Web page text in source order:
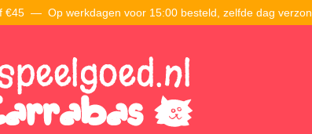
€45 — Op werkdagen voor 15:00 besteld, zelfde dag